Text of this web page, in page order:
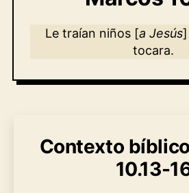
Le traían niños [a Jesús]
tocara.
Contexto
10.13-